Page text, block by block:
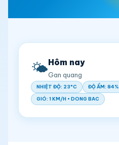
🌤️Hôm nay
Gan quang
NHIỆT ĐỘ: 23°C ĐỘ ẨM: 84%
GIÓ: 1 KM/H • DONG BAC